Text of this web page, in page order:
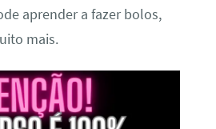
aprender a fazer bolos,
mais.